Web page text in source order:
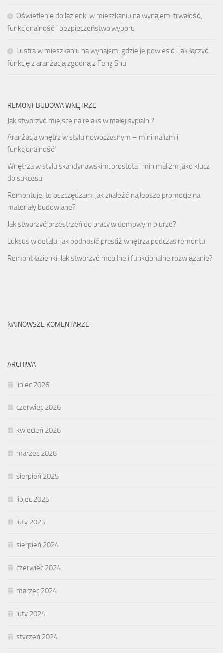
Oświetlenie do łazienki w mieszkaniu na wynajem: trwałość,
funkcjonalność i bezpieczeństwo wyboru
Lustra w mieszkaniu na wynajem: gdzie je powiesić i jak łączyć
funkcję z aranżacją zgodną z Feng Shui
REMONT BUDOWA WNĘTRZE
Jak stworzyć miejsce na relaks w małej sypialni?
Aranżacja wnętrz w stylu nowoczesnym – minimalizm i
funkcjonalność
Wnętrza w stylu skandynawskim: prostota i minimalizm jako klucz
do sukcesu
Remontuje, to oszczędzam: jak znaleźć najlepsze promocje na
materiały budowlane?
Jak stworzyć przestrzeń do pracy w domowym biurze?
Luksus w detalu: jak podnosić prestiż wnętrza podczas remontu
Remont łazienki: Jak stworzyć mobilne i funkcjonalne rozwiązanie?
NAJNOWSZE KOMENTARZE
ARCHIWA
lipiec 2026
czerwiec 2026
kwiecień 2026
marzec 2026
sierpień 2025
lipiec 2025
luty 2025
sierpień 2024
czerwiec 2024
marzec 2024
luty 2024
styczeń 2024